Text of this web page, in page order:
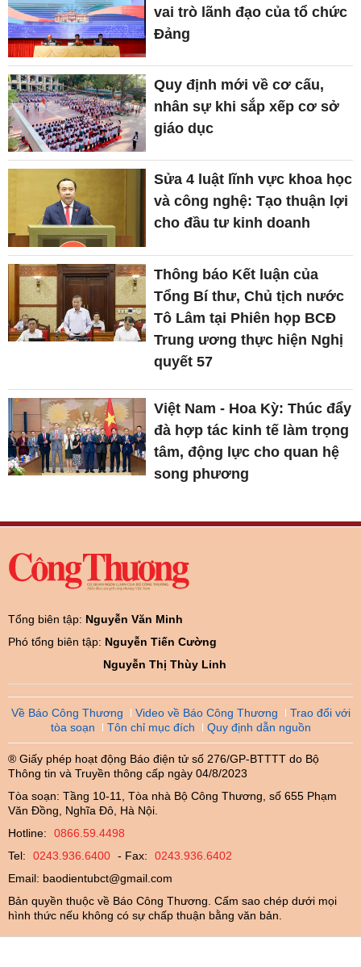
vai trò lãnh đạo của tổ chức
Đảng
Quy định mới về cơ cấu,
nhân sự khi sắp xếp cơ sở
giáo dục
Sửa 4 luật lĩnh vực khoa học
và công nghệ: Tạo thuận lợi
cho đầu tư kinh doanh
Thông báo Kết luận của
Tổng Bí thư, Chủ tịch nước
Tô Lâm tại Phiên họp BCĐ
Trung ương thực hiện Nghị
quyết 57
Việt Nam - Hoa Kỳ: Thúc đẩy
đà hợp tác kinh tế làm trọng
tâm, động lực cho quan hệ
song phương
Tổng biên tập: Nguyễn Văn Minh
Phó tổng biên tập: Nguyễn Tiến Cường
Nguyễn Thị Thùy Linh
Về Báo Công Thương Video về Báo Công Thương
Trao đổi với
tòa soạn
Tôn chỉ mục đích Quy định dẫn nguồn
® Giấy phép hoạt động Báo điện tử số 276/GP-BTTTT do Bộ
Thông tin và Truyền thông cấp ngày 04/8/2023
Tòa soạn: Tầng 10-11, Tòa nhà Bộ Công Thương, số 655 Phạm
Văn Đồng, Nghĩa Đô, Hà Nội.
Hotline:
0866.59.4498
Tel:
0243.936.6400 - Fax:
0243.936.6402
Email: baodientubct@gmail.com
Bản quyền thuộc về Báo Công Thương. Cấm sao chép dưới mọi
hình thức nếu không có sự chấp thuận bằng văn bản.